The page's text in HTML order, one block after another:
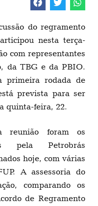
do regramento
nesta terça-
com representantes
da TBG e da PBIO.
primeira rodada de
prevista para ser
quinta-feira, 22.
reunião foram os
pela Petrobrás
hoje, com várias
A assessoria do
comparando os
de Regramento